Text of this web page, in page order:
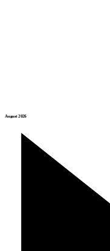
August 2026